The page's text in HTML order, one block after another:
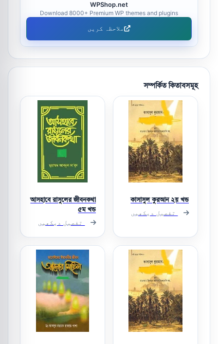
WPShop.net
Download 8000+ Premium WP themes and plugins
ملاحظہ کریں
সম্পর্কিত কিতাবসমূহ
কাসাসুল কুরআন ২য় খন্ড
تفصیل دیکھیں
আসহাবে রাসুলের জীবনকথা
৫ম খন্ড
تفصیل دیکھیں